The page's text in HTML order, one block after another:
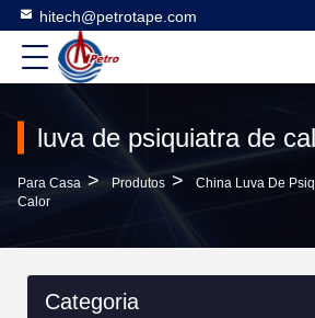
hitech@petrotape.com
luva de psiquiatra de
Para Casa > Produtos >
China Luva De
Calor
Categoria